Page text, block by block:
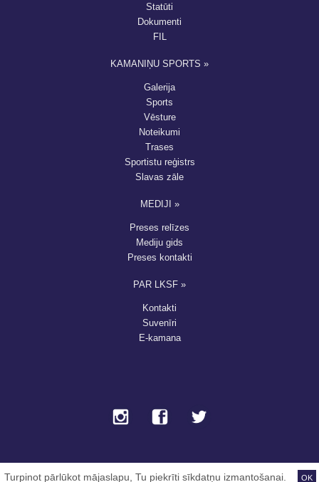
Statūti
Dokumenti
FIL
KAMANIŅU SPORTS »
Galerija
Sports
Vēsture
Noteikumi
Trases
Sportistu reģistrs
Slavas zāle
MEDIJI »
Preses relīzes
Mediju gids
Preses kontakti
PAR LKSF »
Kontakti
Suvenīri
E-kamana
Turpinot pārlūkot mājaslapu, Tu piekrīti sīkdatņu izmantošanai. OK